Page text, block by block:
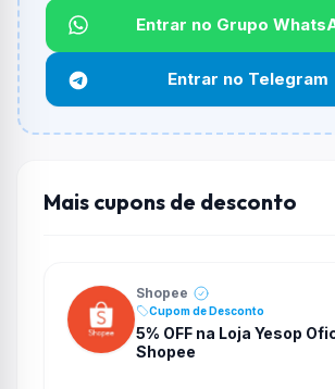
Qual é o desconto máximo?
Não informado ou sem limite.
Funciona em qualquer produto?
Não necessariamente. Depende de
Entrar no Grupo
Entrar no Telegram
Mais cupons de desconto
Shopee
Cupom de Desconto
5% OFF na Loja Yesop
Shopee